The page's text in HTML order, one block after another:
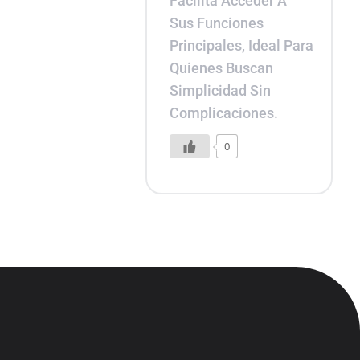
Sus Funciones
Principales, Ideal Para
Quienes Buscan
Simplicidad Sin
Complicaciones.
0